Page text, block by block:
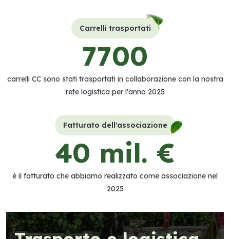
Carrelli trasportati
7700
carrelli CC sono stati trasportati in collaborazione con la nostra
rete logistica per l'anno 2025
Fatturato dell'associazione
40 mil. €
è il fatturato che abbiamo realizzato come associazione nel
2025